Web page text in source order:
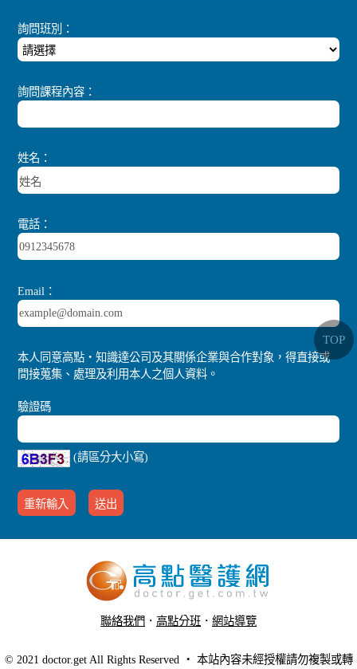
詢問班別：
詢問課程內容：
姓名：
電話：
Email：
本人同意高點‧知識達公司及其關係企業與合作對象，得直接或
間接蒐集、處理及利用本人之個人資料。
驗證碼
(請區分大小寫)
聯絡我們 ． 高點分班 ． 網站導覽
© 2021 doctor.get All Rights Reserved ‧ 本站內容未經授權請勿複製或轉
TOP